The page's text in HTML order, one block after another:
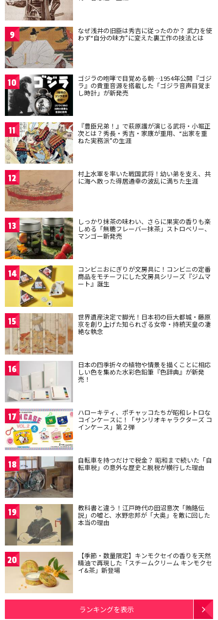
9 なぜ浅井の旧臣は秀吉に従ったのか？ 武力を使
わず“自分の味方”に変えた裏工作の技法とは
10 ゴジラの咆哮で目覚める朝…1954年公開『ゴジ
ラ』の貴重音源を搭載した「ゴジラ音声目覚ま
し時計」が新発売
11 『豊臣兄弟！』で萩原護が演じる武将・小堀正
次とは？秀長・秀吉・家康が重用、“出家を重
ねた実務派”の生涯
12 村上水軍を率いた戦国武将！幼い弟を支え、共
に海へ散った得居通幸の波乱に満ちた生涯
13 しっかり抹茶の味わい、さらに果実の香りも楽
しめる「無糖フレーバー抹茶」ストロベリー、
マンゴー新発売
14 コンビニおにぎりが文房具に！コンビニの定番
商品をモチーフにした文房具シリーズ『ジムマ
ート』誕生
15 世界遺産決定で脚光！日本初の巨大都城・藤原
京を創り上げた知られざる女帝・持統天皇の凄
絶な執念
16 日本の四季折々の植物や情景を描くことに相応
しい色を集めた水彩色鉛筆『色辞典』が新発
売！
17 ハローキティ、ポチャッコたちが昭和レトロな
コインケースに！「サンリオキャラクターズ コ
インケース」第２弾
18 自転車を持つだけで税金？ 昭和まで続いた「自
転車税」の意外な歴史と脱税が横行した理由
19 教科書と違う！江戸時代の田沼意次「賄賂伝
説」の嘘と、水野忠邦が「大奥」を敵に回した
本当の理由
20 【季節・数量限定】キンモクセイの香りを天然
精油で再現した「スチームクリーム キンモクセ
イ&茶」新登場
ランキングを表示